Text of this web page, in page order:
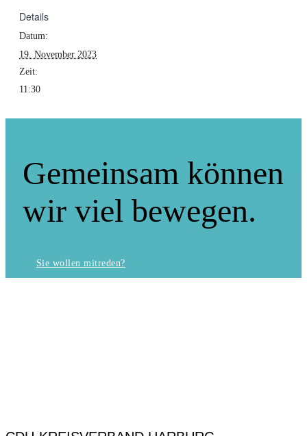
Details
Datum:
19. November 2023
Zeit:
11:30
Gemeinsam können
wir viel bewegen.
Sie wollen mitreden?